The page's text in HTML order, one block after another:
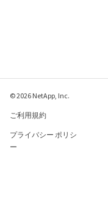
© 2026 NetApp, Inc.
ご利用規約
プライバシー ポリシ
ー